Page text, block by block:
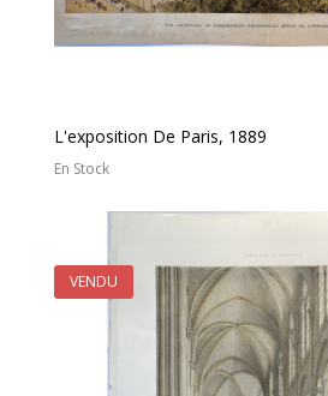
L'exposition De Paris, 1889
En Stock
VENDU